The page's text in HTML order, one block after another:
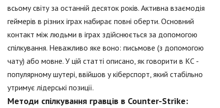
всьому світу за останній десяток років. Активна взаємодія
геймерів в різних іграх набирає повні оберти. Основний
контакт між людьми в іграх здійснюється за допомогою
спілкування. Неважливо яке воно: письмове (з допомогою
чату) або мовне. У цій статті описано, як говорити в КС -
популярному шутері, ввійшов у кіберспорт, який стабільно
утримує лідерські позиції.
Методи спілкування гравців в Counter-Strike: